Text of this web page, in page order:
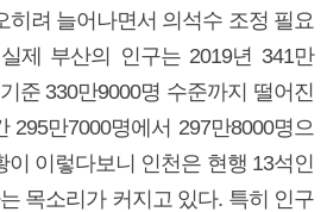
히려 늘어나면서 의석수 조정 필요
제 부산의 인구는 2019년 341만
준 330만9000명 수준까지 떨어진
295만7000명에서 297만8000명으
이 이렇다보니 인천은 현행 13석인
목소리가 커지고 있다. 특히 인구